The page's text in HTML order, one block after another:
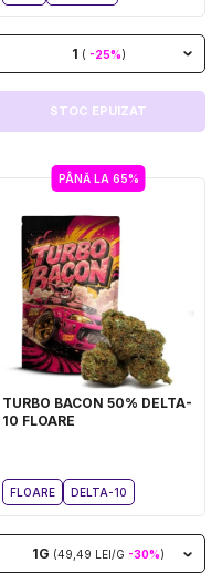
1 ( -25%)
STOC EPUIZAT
PÂNĂ LA 65%
TURBO BACON 50% DELTA-
10 FLOARE
FLOARE DELTA-10
1G (49,49 LEI/G -30%)